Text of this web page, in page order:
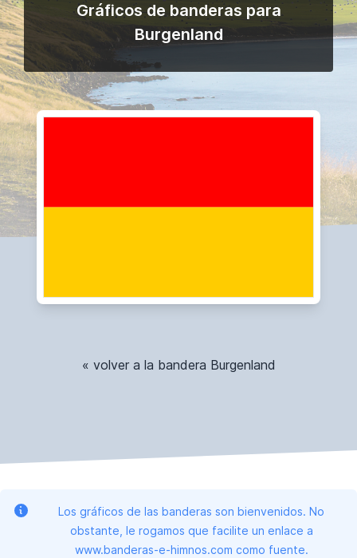
Gráficos de banderas para
Burgenland
« volver a la bandera Burgenland
Los gráficos de las banderas son bienvenidos. No
obstante, le rogamos que facilite un enlace a
www.banderas-e-himnos.com como fuente.